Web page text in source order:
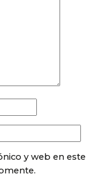
y web en este